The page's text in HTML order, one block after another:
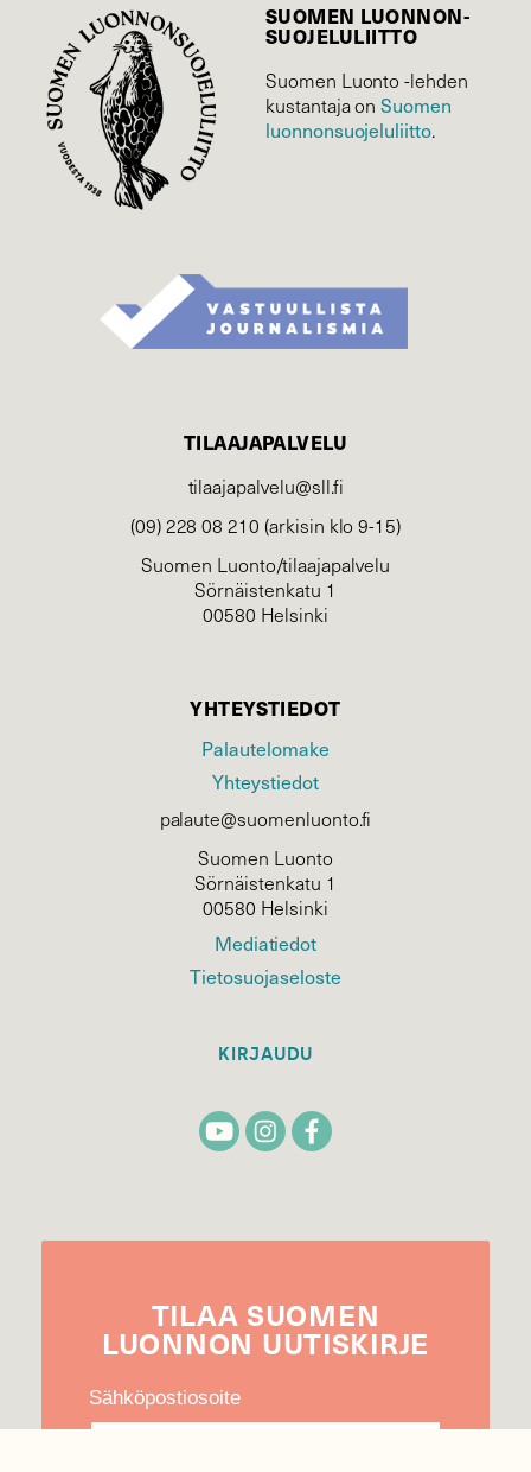
SUOMEN LUONNON­
SUOJELU­LIITTO
Suomen Luonto -lehden
kustantaja onSuomen
luonnonsuojelu­liitto.
TILAAJAPALVELU
tilaajapalvelu@sll.fi
(09) 228 08 210 (arkisin klo 9-15)
Suomen Luonto/tilaajapalvelu
Sörnäistenkatu 1
00580 Helsinki
YHTEYSTIEDOT
Palautelomake
Yhteystiedot
palaute@suomenluonto.fi
Suomen Luonto
Sörnäistenkatu 1
00580 Helsinki
Mediatiedot
Tietosuojaseloste
KIRJAUDU
TILAA SUOMEN
LUONNON UUTIS­KIRJE
Sähköpostiosoite